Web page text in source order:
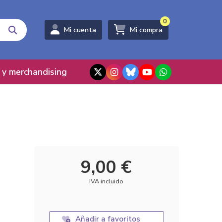
Mi cuenta Mi compra
0
merchandising
9,00 €
IVA incluido
Añadir a favoritos